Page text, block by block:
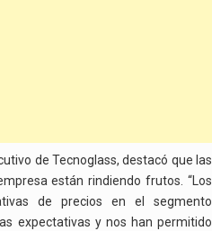
de Tecnoglass, destacó que las
están rindiendo frutos. “Los
de precios en el segmento
expectativas y nos han permitido